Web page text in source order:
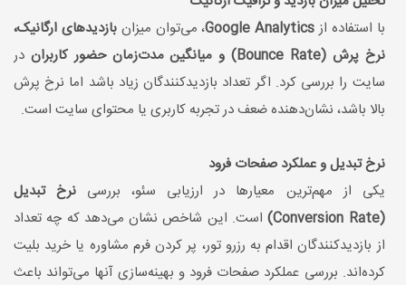
با استفاده از Google Analytics، می‌توان میزانبازدیدهای ارگانیک،
نرخ پرش (Bounce Rate) و میانگین مدت‌زمان حضور کاربران
در
سایت را بررسی کرد. اگر تعداد بازدیدکنندگان زیاد باشد اما نرخ پرش
بالا باشد، نشان‌دهنده ضعف در تجربه کاربری یا محتوای سایت است.
نرخ تبدیل و عملکرد صفحات فرود
یکی از مهم‌ترین معیارها در ارزیابی سئو، بررسی نرخ تبدیل
(Conversion Rate)
است. این شاخص نشان می‌دهد که چه تعداد
از بازدیدکنندگان اقدام به رزرو تور، پر کردن فرم مشاوره یا خرید بلیت
کرده‌اند. بررسی عملکرد صفحات فرود و بهینه‌سازی آنها می‌تواند باعث